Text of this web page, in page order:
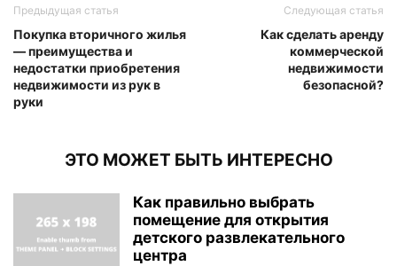
Предыдущая статья
Покупка вторичного жилья
— преимущества и
недостатки приобретения
недвижимости из рук в
руки
Следующая статья
Как сделать аренду
коммерческой
недвижимости
безопасной?
ЭТО МОЖЕТ БЫТЬ ИНТЕРЕСНО
Как правильно выбрать
помещение для открытия
детского развлекательного
центра